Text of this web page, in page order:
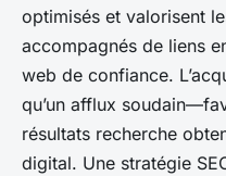
optimisés et valorisent
accompagnés de liens
web de confiance.
qu’un afflux
résultats recherche
digital. Une stratégie